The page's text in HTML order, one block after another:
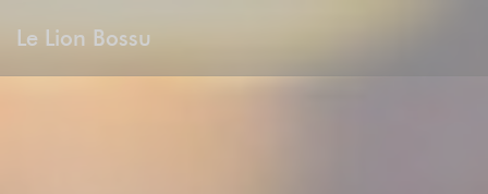
Le Lion Bossu